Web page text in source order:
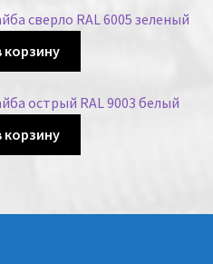
сверло RAL 6005 зеленый
корзину
острый RAL 9003 белый
корзину